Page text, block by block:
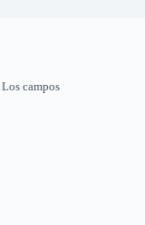
Los campos